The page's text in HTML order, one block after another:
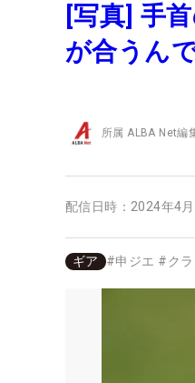
[写真] 手
が合うん
所属ALBA Net編
配信日時： 2024年4
ギア #申ジエ # ク